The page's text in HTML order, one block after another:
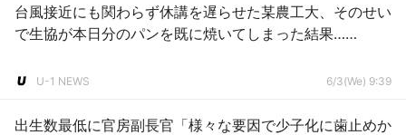
台風接近にも関わらず休講を遅らせた某農工大、そのせい
で生協が本日分のパンを既に焼いてしまった結果……
U-1 NEWS 6/3(We) 9:39
出生数最低に官房副長官「様々な要因で少子化に歯止めか